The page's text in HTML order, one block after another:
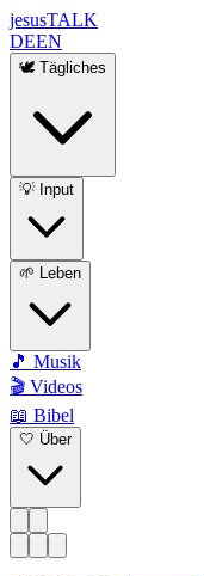
jesusTALK
DEEN
🕊️ Tägliches
💡 Input
🌱 Leben
🎵 Musik
🎬 Videos
📖 Bibel
🤍 Über